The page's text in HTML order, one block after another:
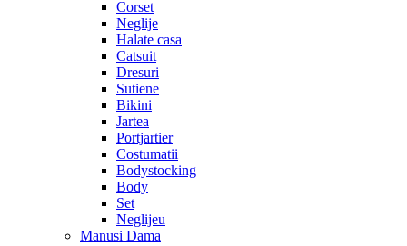
Corset
Neglije
Halate casa
Catsuit
Dresuri
Sutiene
Bikini
Jartea
Portjartier
Costumatii
Bodystocking
Body
Set
Neglijeu
Manusi Dama